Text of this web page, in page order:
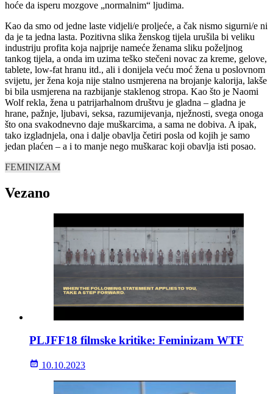
hoće da isperu mozgove „normalnim“ ljudima.
Kao da smo od jedne laste vidjeli/e proljeće, a čak nismo sigurni/e ni
da je ta jedna lasta. Pozitivna slika ženskog tijela urušila bi veliku
industriju profita koja najprije nameće ženama sliku poželjnog
tankog tijela, a onda im uzima teško stečeni novac za kreme, gelove,
tablete, low-fat hranu itd., ali i donijela veću moć žena u poslovnom
svijetu, jer žena koja nije stalno usmjerena na brojanje kalorija, lakše
bi bila usmjerena na razbijanje staklenog stropa. Kao što je Naomi
Wolf rekla, žena u patrijarhalnom društvu je gladna – gladna je
hrane, pažnje, ljubavi, seksa, razumijevanja, nježnosti, svega onoga
što ona svakodnevno daje muškarcima, a sama ne dobiva. A ipak,
tako izgladnjela, ona i dalje obavlja četiri posla od kojih je samo
jedan plaćen – a i to manje nego muškarac koji obavlja isti posao.
FEMINIZAM
Vezano
PLJFF18 filmske kritike: Feminizam WTF
10.10.2023